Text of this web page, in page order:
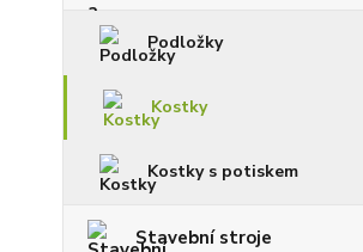
Podložky
Kostky
Kostky s potiskem
Stavební stroje